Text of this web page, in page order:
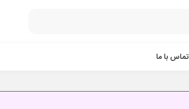
تماس با ما